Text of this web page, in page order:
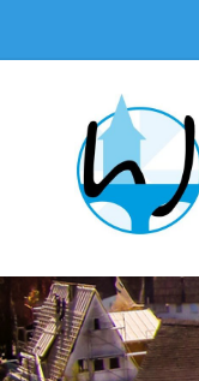
content
main
footer